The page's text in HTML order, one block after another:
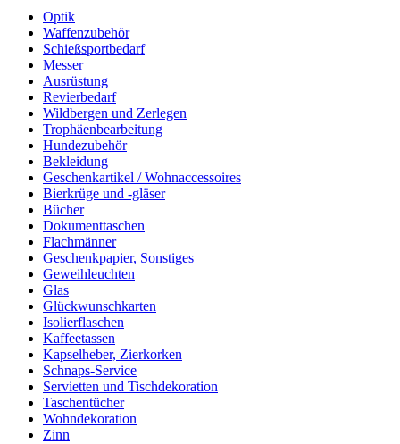
Optik
Waffenzubehör
Schießsportbedarf
Messer
Ausrüstung
Revierbedarf
Wildbergen und Zerlegen
Trophäenbearbeitung
Hundezubehör
Bekleidung
Geschenkartikel / Wohnaccessoires
Bierkrüge und -gläser
Bücher
Dokumenttaschen
Flachmänner
Geschenkpapier, Sonstiges
Geweihleuchten
Glas
Glückwunschkarten
Isolierflaschen
Kaffeetassen
Kapselheber, Zierkorken
Schnaps-Service
Servietten und Tischdekoration
Taschentücher
Wohndekoration
Zinn